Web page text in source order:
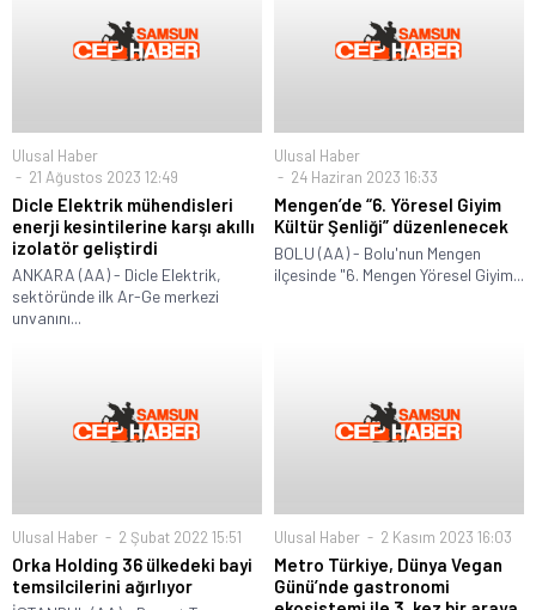
Ulusal Haber
21 Ağustos 2023 12:49
Dicle Elektrik mühendisleri
enerji kesintilerine karşı akıllı
izolatör geliştirdi
ANKARA (AA) - Dicle Elektrik,
sektöründe ilk Ar-Ge merkezi
unvanını...
Ulusal Haber
24 Haziran 2023 16:33
Mengen’de “6. Yöresel Giyim
Kültür Şenliği” düzenlenecek
BOLU (AA) - Bolu'nun Mengen
ilçesinde "6. Mengen Yöresel Giyim...
Ulusal Haber 2 Şubat 2022 15:51
Orka Holding 36 ülkedeki bayi
temsilcilerini ağırlıyor
Ulusal Haber 2 Kasım 2023 16:03
Metro Türkiye, Dünya Vegan
Günü’nde gastronomi